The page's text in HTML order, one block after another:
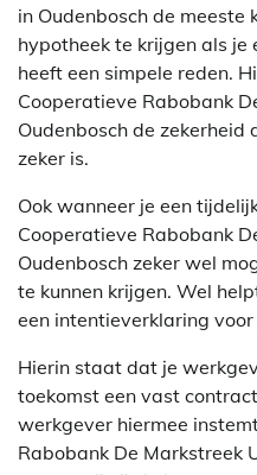
in Oudenbosch de meeste
hypotheek te krijgen als
heeft een simpele reden.
Cooperatieve Rabobank
Oudenbosch de
zeker is.
Ook wanneer je een
Cooperatieve Rabobank
Oudenbosch zeker wel
te kunnen krijgen. Wel
een intentieverklaring voor
Hierin staat dat je
toekomst een vast
werkgever hiermee
Rabobank De Markstreek